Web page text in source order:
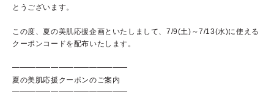
化粧水
スペシャルケア
とうございます。
この度、夏の美肌応援企画といたしまして、 7/9(土)～7/13(水)に使える
クーポンコードを配布いたします。
━━━━━━━━━━━━━━━
夏の美肌応援クーポンのご案内
━━━━━━━━━━━━━━━